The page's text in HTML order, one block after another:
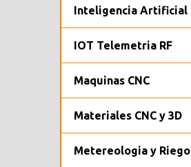
Inteligencia Artificial
IOT Telemetria RF
Maquinas CNC
Materiales CNC y 3D
Metereologia y Riego